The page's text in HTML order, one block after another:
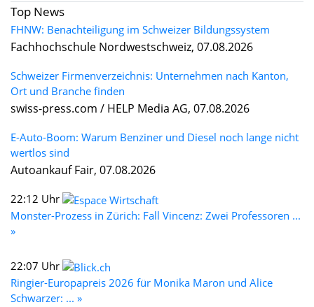
Top News
FHNW: Benachteiligung im Schweizer Bildungssystem
Fachhochschule Nordwestschweiz, 07.08.2026
Schweizer Firmenverzeichnis: Unternehmen nach Kanton,
Ort und Branche finden
swiss-press.com / HELP Media AG, 07.08.2026
E-Auto-Boom: Warum Benziner und Diesel noch lange nicht
wertlos sind
Autoankauf Fair, 07.08.2026
22:12 Uhr
Monster-Prozess in Zürich: Fall Vincenz: Zwei Professoren ...
»
22:07 Uhr
Ringier-Europapreis 2026 für Monika Maron und Alice
Schwarzer: ... »